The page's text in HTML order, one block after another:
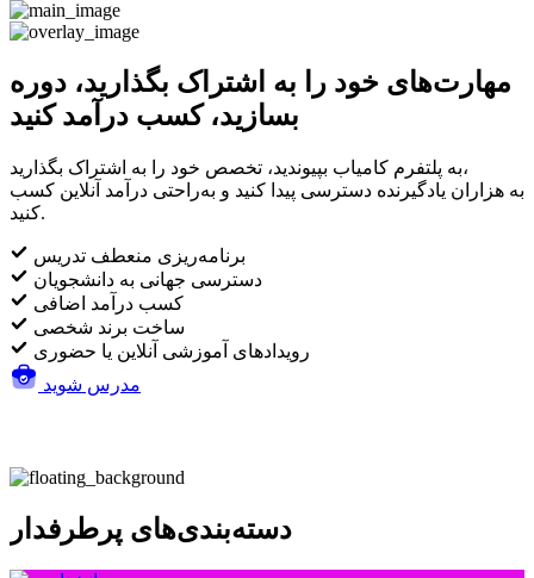
مهارت‌های خود را به اشتراک بگذارید، دوره
بسازید، کسب درآمد کنید
به پلتفرم کامیاب بپیوندید، تخصص خود را به اشتراک بگذارید،
به هزاران یادگیرنده دسترسی پیدا کنید و به‌راحتی درآمد آنلاین کسب
کنید.
برنامه‌ریزی منعطف تدریس
دسترسی جهانی به دانشجویان
کسب درآمد اضافی
ساخت برند شخصی
رویدادهای آموزشی آنلاین یا حضوری
مدرس شوید
دسته‌بندی‌های پرطرفدار